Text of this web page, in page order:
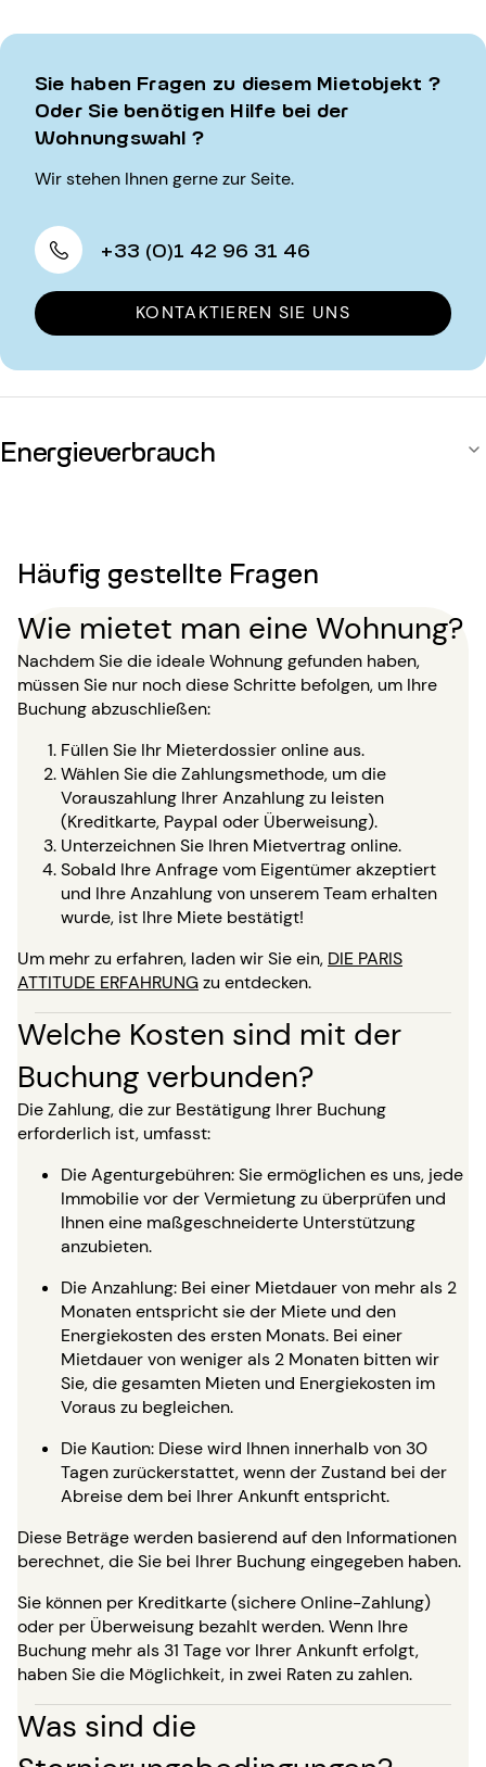
Sie haben Fragen zu diesem Mietobjekt ?
Oder Sie benötigen Hilfe bei der
Wohnungswahl ?
Wir stehen Ihnen gerne zur Seite.
+33 (0)1 42 96 31 46
KONTAKTIEREN SIE UNS
Energieverbrauch
Häufig gestellte Fragen
Wie mietet man eine Wohnung?
Nachdem Sie die ideale Wohnung gefunden haben,
müssen Sie nur noch diese Schritte befolgen, um Ihre
Buchung abzuschließen:
Füllen Sie Ihr Mieterdossier online aus.
Wählen Sie die Zahlungsmethode, um die
Vorauszahlung Ihrer Anzahlung zu leisten
(Kreditkarte, Paypal oder Überweisung).
Unterzeichnen Sie Ihren Mietvertrag online.
Sobald Ihre Anfrage vom Eigentümer akzeptiert
und Ihre Anzahlung von unserem Team erhalten
wurde, ist Ihre Miete bestätigt!
Um mehr zu erfahren, laden wir Sie ein, DIE PARIS
ATTITUDE ERFAHRUNGzu entdecken.
Welche Kosten sind mit der
Buchung verbunden?
Die Zahlung, die zur Bestätigung Ihrer Buchung
erforderlich ist, umfasst:
Die Agenturgebühren: Sie ermöglichen es uns, jede
Immobilie vor der Vermietung zu überprüfen und
Ihnen eine maßgeschneiderte Unterstützung
anzubieten.
Die Anzahlung: Bei einer Mietdauer von mehr als 2
Monaten entspricht sie der Miete und den
Energiekosten des ersten Monats. Bei einer
Mietdauer von weniger als 2 Monaten bitten wir
Sie, die gesamten Mieten und Energiekosten im
Voraus zu begleichen.
Die Kaution: Diese wird Ihnen innerhalb von 30
Tagen zurückerstattet, wenn der Zustand bei der
Abreise dem bei Ihrer Ankunft entspricht.
Diese Beträge werden basierend auf den Informationen
berechnet, die Sie bei Ihrer Buchung eingegeben haben.
Sie können per Kreditkarte (sichere Online-Zahlung)
oder per Überweisung bezahlt werden. Wenn Ihre
Buchung mehr als 31 Tage vor Ihrer Ankunft erfolgt,
haben Sie die Möglichkeit, in zwei Raten zu zahlen.
Was sind die